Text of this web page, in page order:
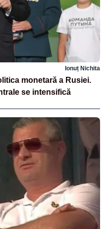
Ionuț Nichita
monetară a Rusiei.
se intensifică